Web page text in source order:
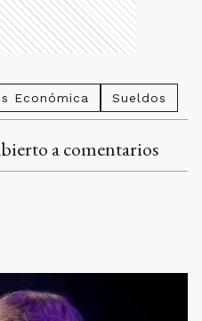
Económica Sueldos
a comentarios